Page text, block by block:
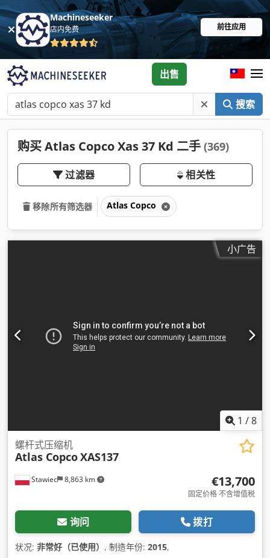
Machineseeker
店内免费 前往应用
搜索
出售
购买 Atlas Copco Xas 37 Kd 二手 (369)
过滤器 相关性
移除所有筛选器 Atlas Copco
小广告
1 /8
Stawiec 8,863 km
螺杆式压缩机
Atlas CopcoXAS137
€13,700
固定价格 不含增值税
询问 拨打
状况: 非常好（已使用） , 制造年份: 2015,